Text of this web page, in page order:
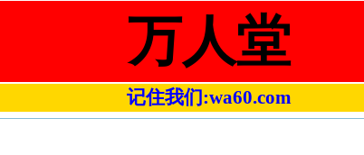
万人堂
记住我们:wa60.com